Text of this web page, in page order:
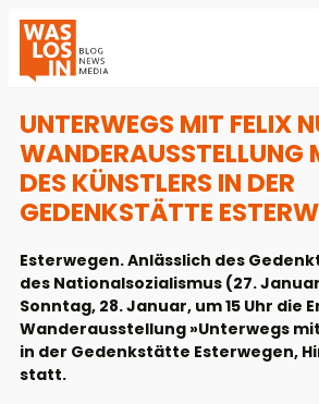
UNTERWEGS MIT FELIX
WANDERAUSSTELLUNG
DES KÜNSTLERS IN DER
GEDENKSTÄTTE
Esterwegen. Anlässlich des
des Nationalsozialismus (27.
Sonntag, 28. Januar, um 15 Uhr die
Wanderausstellung »Unterwegs
in der Gedenkstätte Esterwegen,
statt.